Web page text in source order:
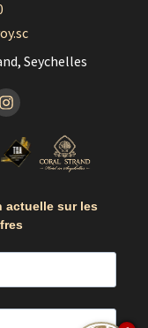
Seychelles
actuelle sur les